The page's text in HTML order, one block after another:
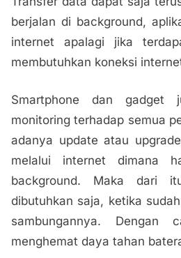
berjalan di background,
internet apalagi jika
membutuhkan koneksi
Smartphone dan gadget
monitoring terhadap semua
adanya update atau
melalui internet dimana
background. Maka dari
dibutuhkan saja, ketika
sambungannya.
menghemat daya tahan